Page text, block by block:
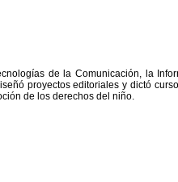
de la Comunicación, la
proyectos editoriales y dictó
de los derechos del niño.